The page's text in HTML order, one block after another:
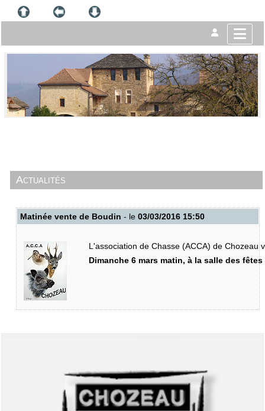
Actualités
Matinée vente de Boudin - le 03/03/2016 15:50
L'association de Chasse (ACCA) de Chozeau
Dimanche 6 mars matin, à la salle des fêtes